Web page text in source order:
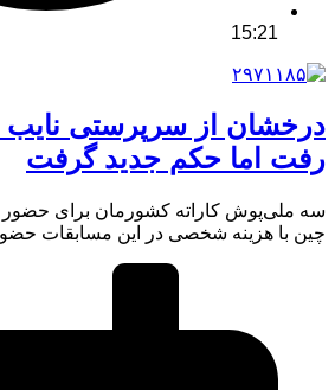
15:21
درخشان از سرپرستی
رفت اما حکم جدید گرفت
سه ملی‌پوش کاراته کشورمان برای حضور
چین با هزینه شخصی در این مسابقات